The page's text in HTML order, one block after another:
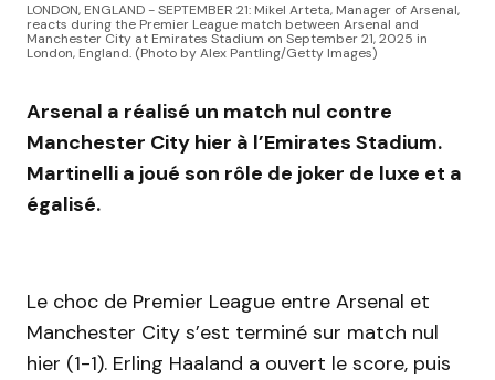
LONDON, ENGLAND - SEPTEMBER 21: Mikel Arteta, Manager of Arsenal,
reacts during the Premier League match between Arsenal and
Manchester City at Emirates Stadium on September 21, 2025 in
London, England. (Photo by Alex Pantling/Getty Images)
Arsenal a réalisé un match nul contre
Manchester City hier à l’Emirates Stadium.
Martinelli a joué son rôle de joker de luxe et a
égalisé.
Le choc de Premier League entre Arsenal et
Manchester City s’est terminé sur match nul
hier (1-1). Erling Haaland a ouvert le score, puis